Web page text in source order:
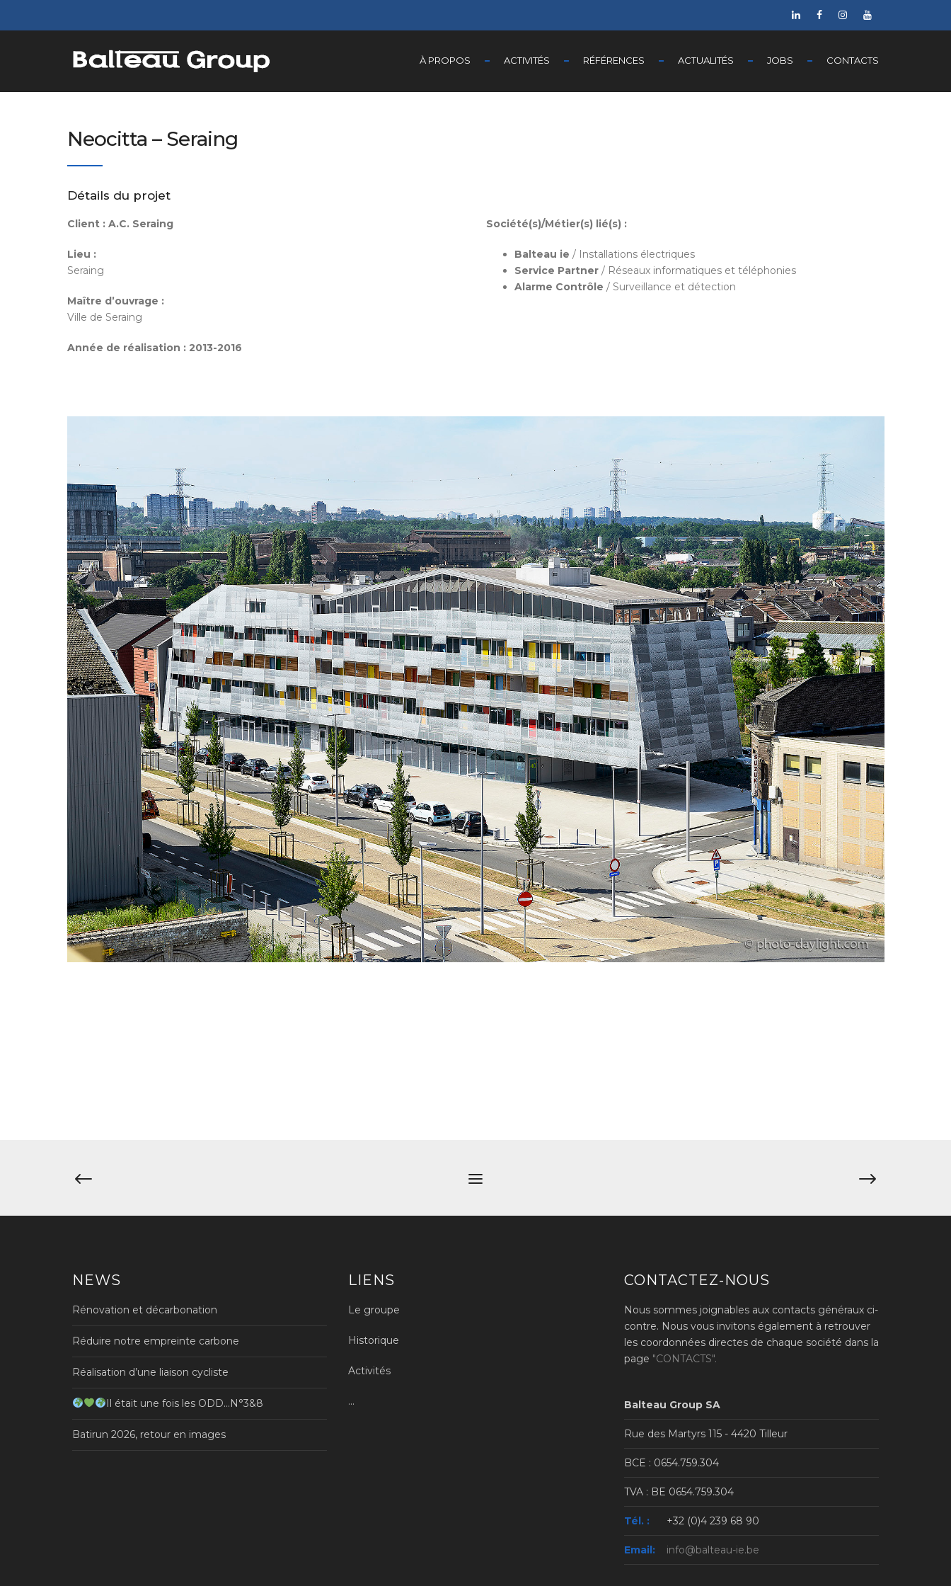
À PROPOS ACTIVITÉS RÉFÉRENCES ACTUALITÉS JOBS CONTACTS
Neocitta – Seraing
Détails du projet
Client :A.C. Seraing
Lieu :
Seraing
Maître d’ouvrage :
Ville de Seraing
Année de réalisation :2013-2016
Société(s)/Métier(s) lié(s) :
Balteau ie / Installations électriques
Service Partner / Réseaux informatiques et téléphonies
Alarme Contrôle / Surveillance et détection
Navigation
NEWS
Rénovation et décarbonation
Réduire notre empreinte carbone
Réalisation d’une liaison cycliste
Il était une fois les ODD…N°3&8
Batirun 2026, retour en images
LIENS
Le groupe
Historique
Activités
...
CONTACTEZ-NOUS
Nous sommes joignables aux contacts généraux ci-
contre. Nous vous invitons également à retrouver
les coordonnées directes de chaque société dans la
page "CONTACTS".
Balteau Group SA
Rue des Martyrs 115 - 4420 Tilleur
BCE : 0654.759.304
TVA : BE 0654.759.304
Tél. : +32 (0)4 239 68 90
Email: info@balteau-ie.be